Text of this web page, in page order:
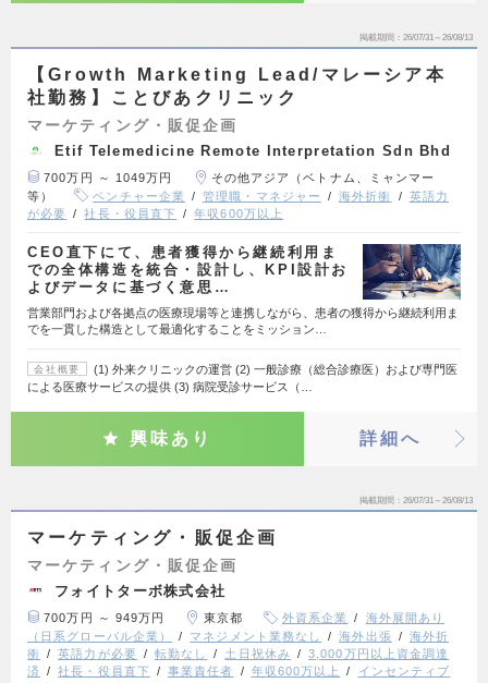
掲載期間 26/07/31～26/08/13
【Growth Marketing Lead/マレーシア本
社勤務】ことびあクリニック
マーケティング・販促企画
Etif Telemedicine Remote Interpretation Sdn Bhd
700万円 ～ 1049万円
その他アジア（ベトナム、ミャンマー
等）
ベンチャー企業 管理職・マネジャー 海外折衝
英語力
が必要
社長・役員直下 年収600万以上
CEO直下にて、患者獲得から継続利用ま
での全体構造を統合・設計し、KPI設計お
よびデータに基づく意思…
営業部門および各拠点の医療現場等と連携しながら、患者の獲得から継続利用ま
でを一貫した構造として最適化することをミッション…
会社概要
(1) 外来クリニックの運営 (2) 一般診療（総合診療医）および専門医
による医療サービスの提供 (3) 病院受診サービス（…
興味あり 詳細へ
掲載期間 26/07/31～26/08/13
マーケティング・販促企画
マーケティング・販促企画
フォイトターボ株式会社
700万円 ～ 949万円 東京都 外資系企業
海外展開あり
（日系グローバル企業）
マネジメント業務なし 海外出張
海外折
衝
英語力が必要 転勤なし 土日祝休み
3,000万円以上資金調達
済
社長・役員直下 事業責任者 年収600万以上
インセンティブ